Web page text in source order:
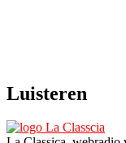
Luisteren